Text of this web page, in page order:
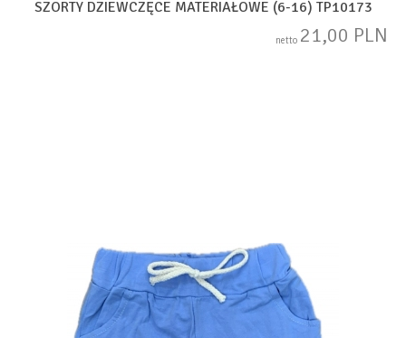
SZORTY DZIEWCZĘCE MATERIAŁOWE (6-16) TP10173
netto 21,00 PLN